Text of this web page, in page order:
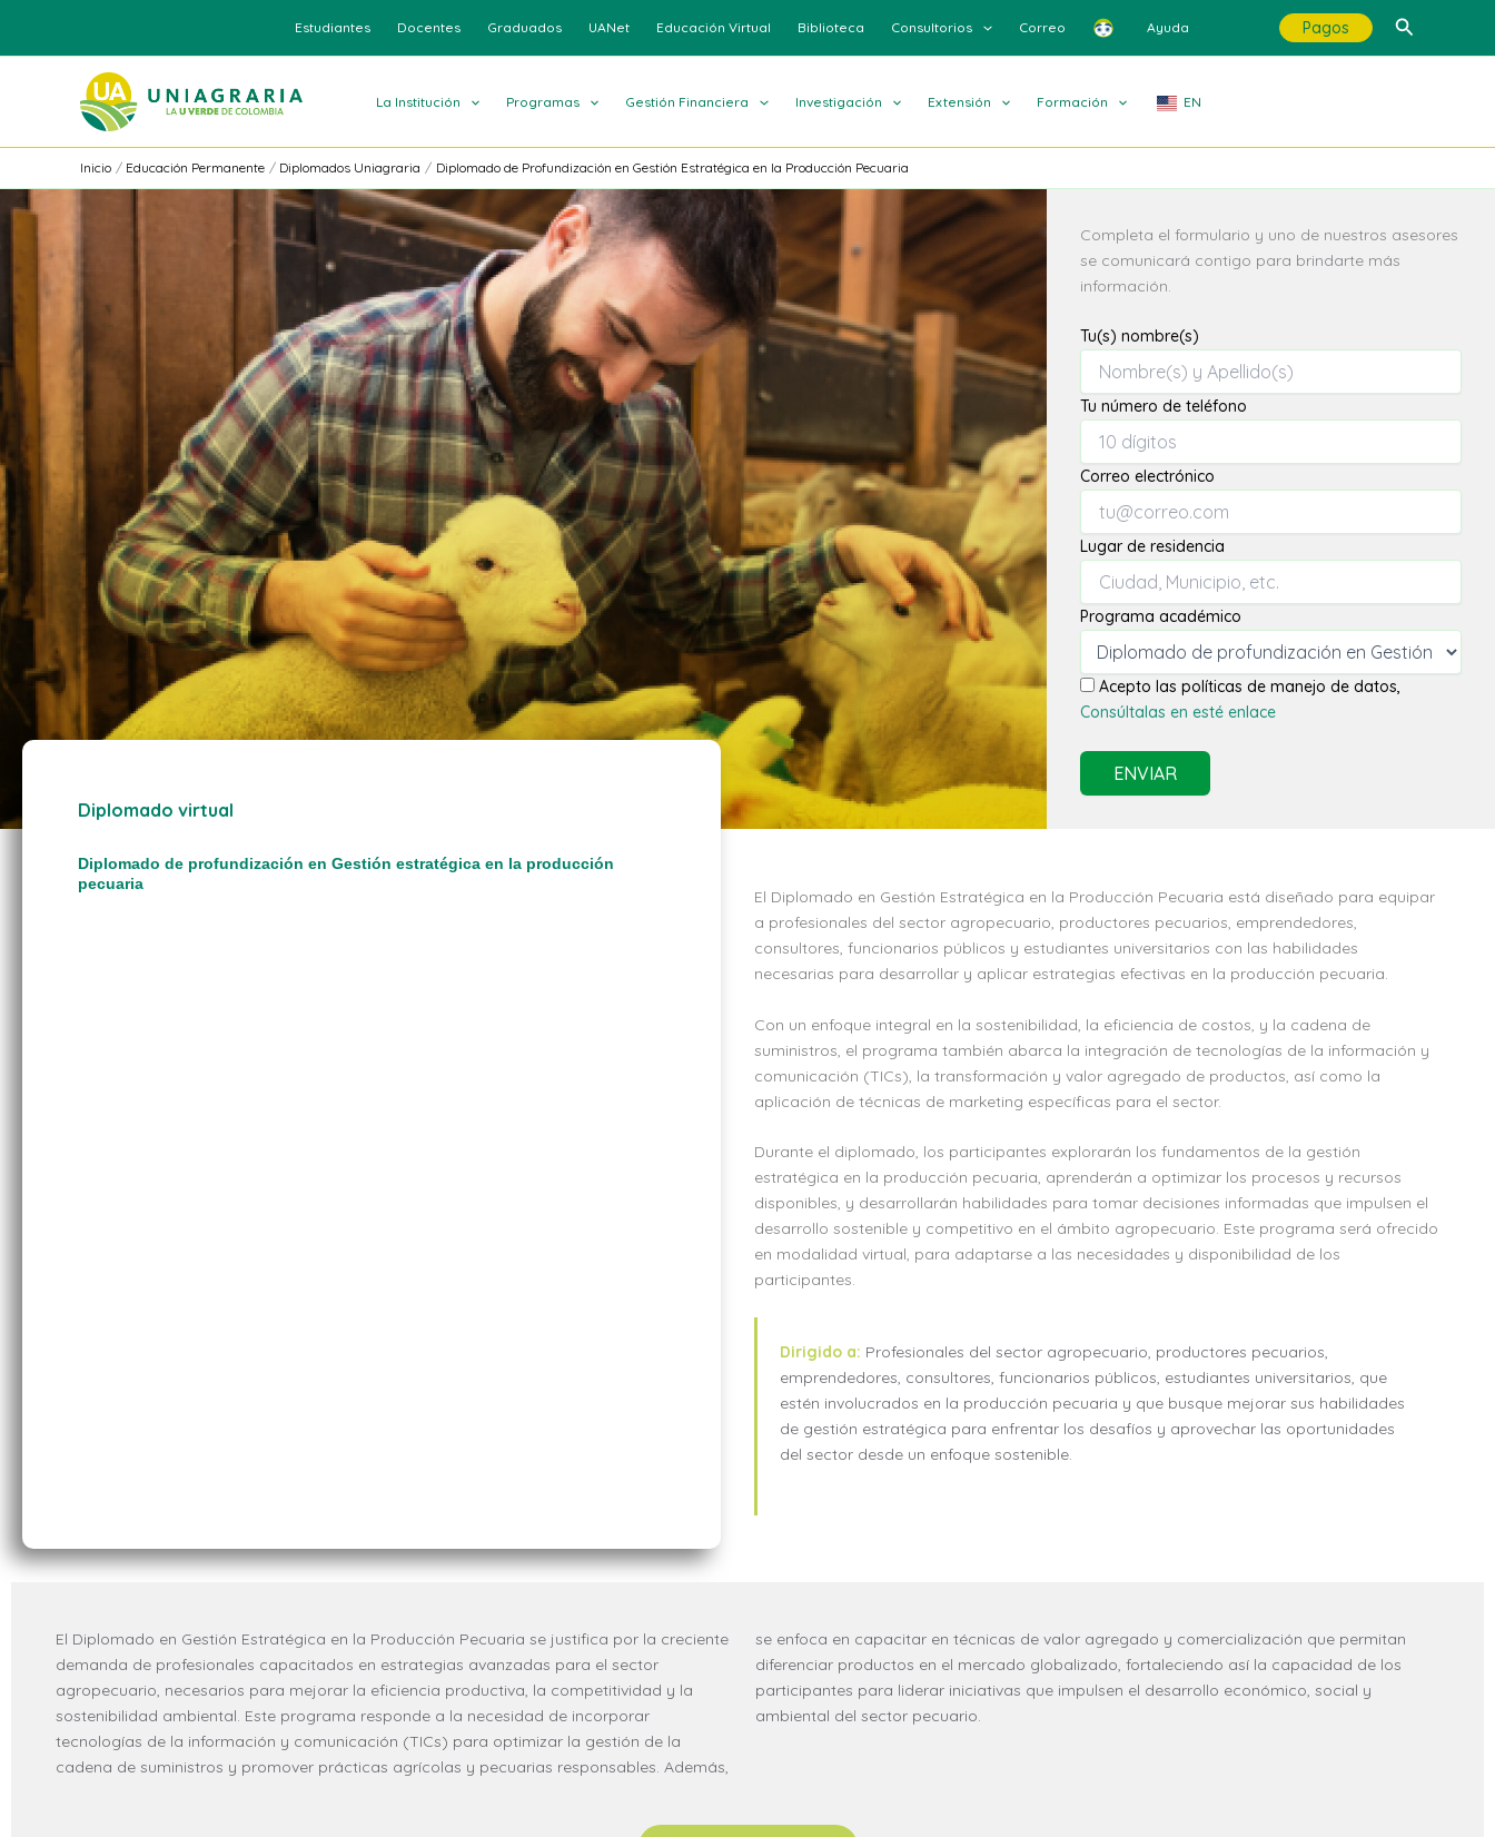
contenido
Estudiantes Docentes Graduados UANet Educación Virtual Biblioteca Consultorios Correo Ayuda Pagos Buscar
La Institución Programas Gestión Financiera Investigación Extensión Formación EN
Inicio Educación Permanente Diplomados Uniagraria Diplomado de Profundización en Gestión Estratégica en la Producción Pecuaria
Completa el formulario y uno de nuestros asesores
se comunicará contigo para brindarte más
información.
Tu(s) nombre(s)
Tu número de teléfono
Correo electrónico
Lugar de residencia
Programa académico
Acepto las políticas de manejo de datos,
Consúltalas en esté enlace
ENVIAR
Diplomado virtual
Diplomado de profundización en Gestión estratégica en la producción
pecuaria
El Diplomado en Gestión Estratégica en la Producción Pecuaria está diseñado para equipar
a profesionales del sector agropecuario, productores pecuarios, emprendedores,
consultores, funcionarios públicos y estudiantes universitarios con las habilidades
necesarias para desarrollar y aplicar estrategias efectivas en la producción pecuaria.
Con un enfoque integral en la sostenibilidad, la eficiencia de costos, y la cadena de
suministros, el programa también abarca la integración de tecnologías de la información y
comunicación (TICs), la transformación y valor agregado de productos, así como la
aplicación de técnicas de marketing específicas para el sector.
Durante el diplomado, los participantes explorarán los fundamentos de la gestión
estratégica en la producción pecuaria, aprenderán a optimizar los procesos y recursos
disponibles, y desarrollarán habilidades para tomar decisiones informadas que impulsen el
desarrollo sostenible y competitivo en el ámbito agropecuario. Este programa será ofrecido
en modalidad virtual, para adaptarse a las necesidades y disponibilidad de los
participantes.
Dirigido a: Profesionales del sector agropecuario, productores pecuarios,
emprendedores, consultores, funcionarios públicos, estudiantes universitarios, que
estén involucrados en la producción pecuaria y que busque mejorar sus habilidades
de gestión estratégica para enfrentar los desafíos y aprovechar las oportunidades
del sector desde un enfoque sostenible.
El Diplomado en Gestión Estratégica en la Producción Pecuaria se justifica por la creciente
demanda de profesionales capacitados en estrategias avanzadas para el sector
agropecuario, necesarios para mejorar la eficiencia productiva, la competitividad y la
sostenibilidad ambiental. Este programa responde a la necesidad de incorporar
tecnologías de la información y comunicación (TICs) para optimizar la gestión de la
cadena de suministros y promover prácticas agrícolas y pecuarias responsables. Además,
se enfoca en capacitar en técnicas de valor agregado y comercialización que permitan
diferenciar productos en el mercado globalizado, fortaleciendo así la capacidad de los
participantes para liderar iniciativas que impulsen el desarrollo económico, social y
ambiental del sector pecuario.